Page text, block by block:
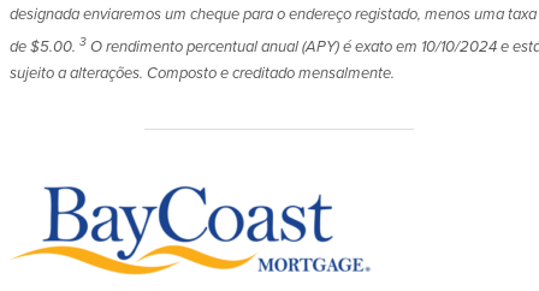
designada enviaremos um cheque para o endereço registado, menos uma taxa
de $5.00. 3 O rendimento percentual anual (APY) é exato em 10/10/2024 e
sujeito a alterações. Composto e creditado mensalmente.